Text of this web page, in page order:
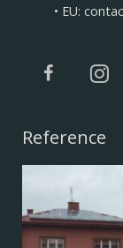
• EU:
Reference